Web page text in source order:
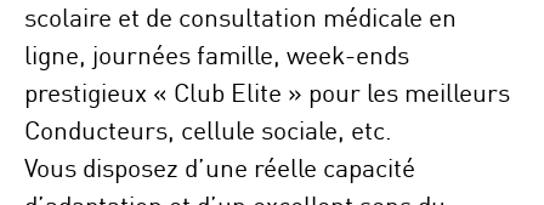
scolaire et de consultation médicale en
ligne, journées famille, week-ends
prestigieux « Club Elite » pour les meilleurs
Conducteurs, cellule sociale, etc.
Vous disposez d’une réelle capacité